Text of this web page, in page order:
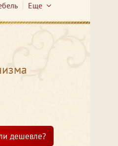
Еще
дешевле?